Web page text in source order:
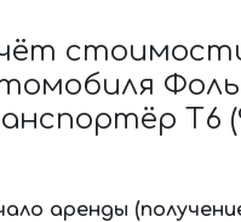
T6
аренды